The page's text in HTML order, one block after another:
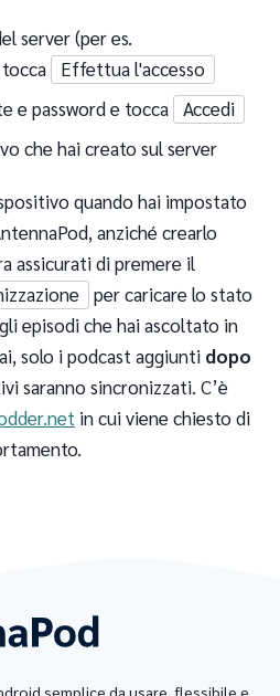
server (per es.
Effettua l'accesso
e password e tocca Accedi
che hai creato sul server
quando hai impostato
anziché crearlo
assicurati di premere il
per caricare lo stato
episodi che hai ascoltato in
solo i podcast aggiunti dopo
saranno sincronizzati. C’è
in cui viene chiesto di
semplice da usare, flessibile e